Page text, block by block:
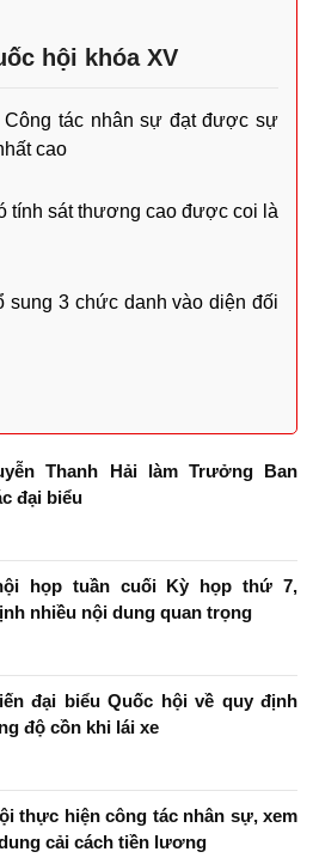
hội khóa XV
Công tác nhân sự đạt được sự
cao
tính sát thương cao được coi là
sung 3 chức danh vào diện đối
Thanh Hải làm Trưởng Ban
đại biểu
họp tuần cuối Kỳ họp thứ 7,
nhiều nội dung quan trọng
đại biểu Quốc hội về quy định
độ cồn khi lái xe
thực hiện công tác nhân sự, xem
cải cách tiền lương